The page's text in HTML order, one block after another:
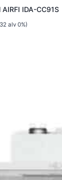
AIRFI IDA-CC91S
alv 0%)